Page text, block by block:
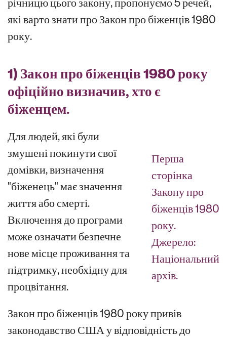
які варто знати про Закон про біженців 1980
року.
1) Закон про біженців 1980 року
офіційно визначив, хто є
біженцем.
Перша
сторінка
Закону про
біженців 1980
року.
Джерело:
Національний
архів.
Для людей, які були
змушені покинути свої
домівки, визначення
"біженець" має значення
життя або смерті.
Включення до програми
може означати безпечне
нове місце проживання та
підтримку, необхідну для
процвітання.
Закон про біженців 1980 року привів
законодавство США у відповідність до